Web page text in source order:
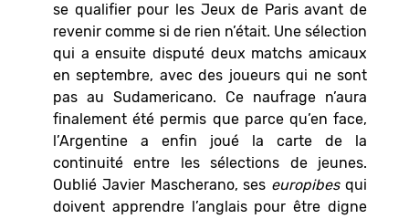
se qualifier pour les Jeux de Paris avant de
revenir comme si de rien n’était. Une sélection
qui a ensuite disputé deux matchs amicaux
en septembre, avec des joueurs qui ne sont
pas au Sudamericano. Ce naufrage n’aura
finalement été permis que parce qu’en face,
l’Argentine a enfin joué la carte de la
continuité entre les sélections de jeunes.
Oublié Javier Mascherano, ses europibesqui
doivent apprendre l’anglais pour être digne